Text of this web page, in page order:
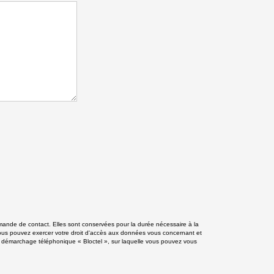
de contact. Elles sont conservées pour la durée nécessaire à la
pouvez exercer votre droit d'accès aux données vous concernant et
téléphonique « Bloctel », sur laquelle vous pouvez vous